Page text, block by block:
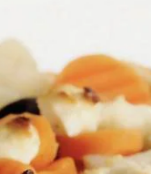
toe, laat de saus 10
de geitenkaas over
min. in de voorverwarmde